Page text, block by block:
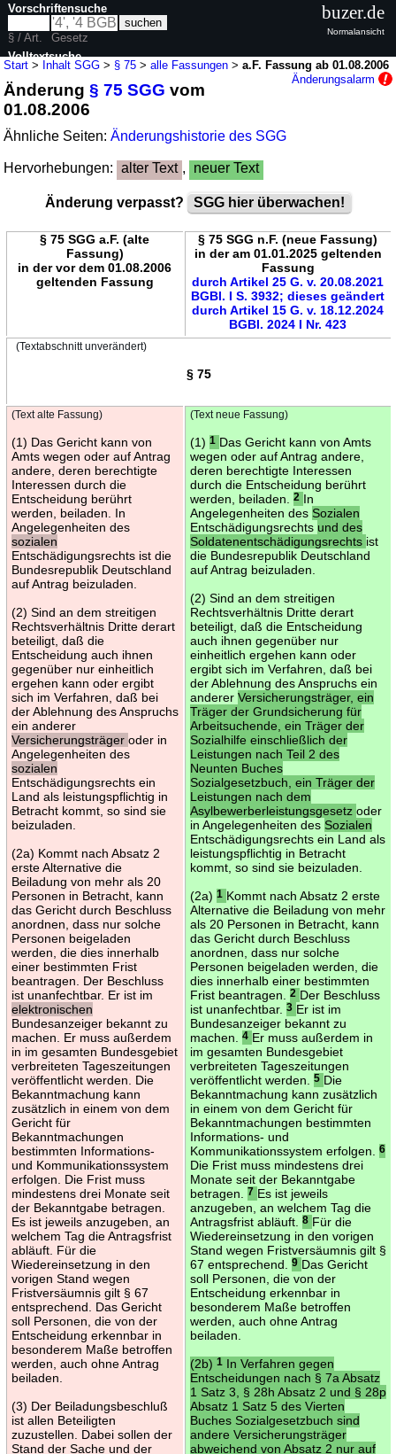
Start > Inhalt SGG > § 75 >alle Fassungen >a.F. Fassung ab 01.08.2006
Änderungsalarm
Änderung§ 75 SGG vom
01.08.2006
Ähnliche Seiten:Änderungshistorie des SGG
Hervorhebungen: alter Text , neuer Text
Änderung verpasst? SGG hier überwachen!
§ 75 SGG a.F. (alte
Fassung)
in der vor dem 01.08.2006
geltenden Fassung
§ 75 SGG n.F. (neue Fassung)
in der am 01.01.2025 geltenden
Fassung
durch Artikel 25 G. v. 20.08.2021
BGBl. I S. 3932; dieses geändert
durch Artikel 15 G. v. 18.12.2024
BGBl. 2024 I Nr. 423
(Textabschnitt unverändert)
§ 75
(Text alte Fassung)
(1) Das Gericht kann von
Amts wegen oder auf Antrag
andere, deren berechtigte
Interessen durch die
Entscheidung berührt
werden, beiladen. In
Angelegenheiten des
sozialen
Entschädigungsrechts ist die
Bundesrepublik Deutschland
auf Antrag beizuladen.
(2) Sind an dem streitigen
Rechtsverhältnis Dritte derart
beteiligt, daß die
Entscheidung auch ihnen
gegenüber nur einheitlich
ergehen kann oder ergibt
sich im Verfahren, daß bei
der Ablehnung des Anspruchs
ein anderer
Versicherungsträger oder in
Angelegenheiten des
sozialen
Entschädigungsrechts ein
Land als leistungspflichtig in
Betracht kommt, so sind sie
beizuladen.
(2a) Kommt nach Absatz 2
erste Alternative die
Beiladung von mehr als 20
Personen in Betracht, kann
das Gericht durch Beschluss
anordnen, dass nur solche
Personen beigeladen
werden, die dies innerhalb
einer bestimmten Frist
beantragen. Der Beschluss
ist unanfechtbar. Er ist im
elektronischen
Bundesanzeiger bekannt zu
machen. Er muss außerdem
in im gesamten Bundesgebiet
verbreiteten Tageszeitungen
veröffentlicht werden. Die
Bekanntmachung kann
zusätzlich in einem von dem
Gericht für
Bekanntmachungen
bestimmten Informations-
und Kommunikationssystem
erfolgen. Die Frist muss
mindestens drei Monate seit
der Bekanntgabe betragen.
Es ist jeweils anzugeben, an
welchem Tag die Antragsfrist
abläuft. Für die
Wiedereinsetzung in den
vorigen Stand wegen
Fristversäumnis gilt § 67
entsprechend. Das Gericht
soll Personen, die von der
Entscheidung erkennbar in
besonderem Maße betroffen
werden, auch ohne Antrag
beiladen.
(3) Der Beiladungsbeschluß
ist allen Beteiligten
zuzustellen. Dabei sollen der
Stand der Sache und der
(Text neue Fassung)
(1) 1 Das Gericht kann von Amts
wegen oder auf Antrag andere,
deren berechtigte Interessen
durch die Entscheidung berührt
werden, beiladen.
2 In
Angelegenheiten des Sozialen
Entschädigungsrechts und des
Soldatenentschädigungsrechts ist
die Bundesrepublik Deutschland
auf Antrag beizuladen.
(2) Sind an dem streitigen
Rechtsverhältnis Dritte derart
beteiligt, daß die Entscheidung
auch ihnen gegenüber nur
einheitlich ergehen kann oder
ergibt sich im Verfahren, daß bei
der Ablehnung des Anspruchs ein
anderer Versicherungsträger, ein
Träger der Grundsicherung für
Arbeitsuchende, ein Träger der
Sozialhilfe einschließlich der
Leistungen nach Teil 2 des
Neunten Buches
Sozialgesetzbuch, ein Träger der
Leistungen nach dem
Asylbewerberleistungsgesetz oder
in Angelegenheiten des Sozialen
Entschädigungsrechts ein Land als
leistungspflichtig in Betracht
kommt, so sind sie beizuladen.
(2a) 1 Kommt nach Absatz 2 erste
Alternative die Beiladung von mehr
als 20 Personen in Betracht, kann
das Gericht durch Beschluss
anordnen, dass nur solche
Personen beigeladen werden, die
dies innerhalb einer bestimmten
Frist beantragen.
2 Der Beschluss
ist unanfechtbar. 3 Er ist im
Bundesanzeiger bekannt zu
machen.
4 Er muss außerdem in
im gesamten Bundesgebiet
verbreiteten Tageszeitungen
veröffentlicht werden.
5 Die
Bekanntmachung kann zusätzlich
in einem von dem Gericht für
Bekanntmachungen bestimmten
Informations- und
Kommunikationssystem erfolgen.
6
Die Frist muss mindestens drei
Monate seit der Bekanntgabe
betragen.
7 Es ist jeweils
anzugeben, an welchem Tag die
Antragsfrist abläuft.
8 Für die
Wiedereinsetzung in den vorigen
Stand wegen Fristversäumnis gilt §
67 entsprechend.
9 Das Gericht
soll Personen, die von der
Entscheidung erkennbar in
besonderem Maße betroffen
werden, auch ohne Antrag
beiladen.
(2b) 1In Verfahren gegen
Entscheidungen nach § 7a Absatz
1 Satz 3, § 28h Absatz 2 und § 28p
Absatz 1 Satz 5 des Vierten
Buches Sozialgesetzbuch sind
andere Versicherungsträger
abweichend von Absatz 2 nur auf
Vorschriftensuche
§ / Art.
Gesetz
Volltextsuche
nur in SGG
buzer.de
Normalansicht